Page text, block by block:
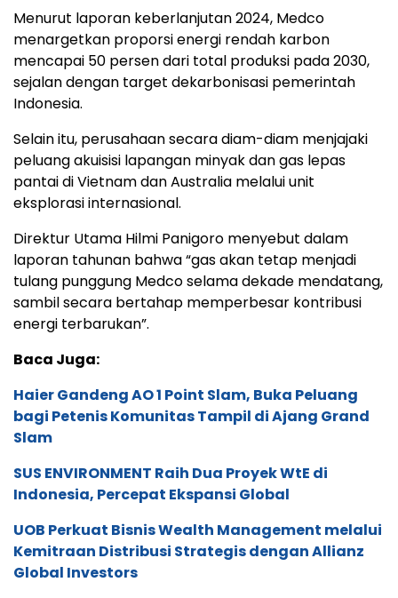
Menurut laporan keberlanjutan 2024, Medco
menargetkan proporsi energi rendah karbon
mencapai 50 persen dari total produksi pada 2030,
sejalan dengan target dekarbonisasi pemerintah
Indonesia.
Selain itu, perusahaan secara diam-diam menjajaki
peluang akuisisi lapangan minyak dan gas lepas
pantai di Vietnam dan Australia melalui unit
eksplorasi internasional.
Direktur Utama Hilmi Panigoro menyebut dalam
laporan tahunan bahwa “gas akan tetap menjadi
tulang punggung Medco selama dekade mendatang,
sambil secara bertahap memperbesar kontribusi
energi terbarukan”.
Baca Juga:
Haier Gandeng AO 1 Point Slam, Buka Peluang
bagi Petenis Komunitas Tampil di Ajang Grand
Slam
SUS ENVIRONMENT Raih Dua Proyek WtE di
Indonesia, Percepat Ekspansi Global
UOB Perkuat Bisnis Wealth Management melalui
Kemitraan Distribusi Strategis dengan Allianz
Global Investors